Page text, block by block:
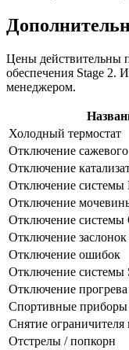
Цены действительны
обеспечения Stage 2.
менеджером.
Холодный термостат
Отключение
Отключение
Отключение системы
Отключение
Отключение системы
Отключение заслонок
Отключение ошибок
Отключение системы
Отключение прогрева
Спортивные
Снятие ограничителя
Отстрелы / попкорн